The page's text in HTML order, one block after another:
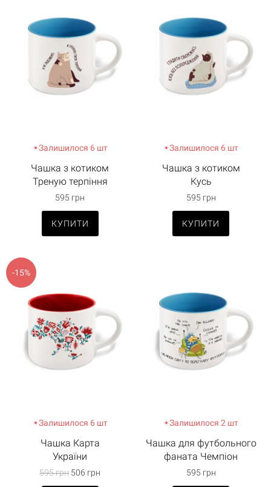
Залишилося 6 шт
Чашка з котиком
Треную терпіння
595 грн
КУПИТИ
Залишилося 6 шт
Чашка з котиком
Кусь
595 грн
КУПИТИ
-15%
Залишилося 6 шт
Чашка Карта
України
595 грн 506 грн
Залишилося 2 шт
Чашка для футбольного
фаната Чемпіон
595 грн